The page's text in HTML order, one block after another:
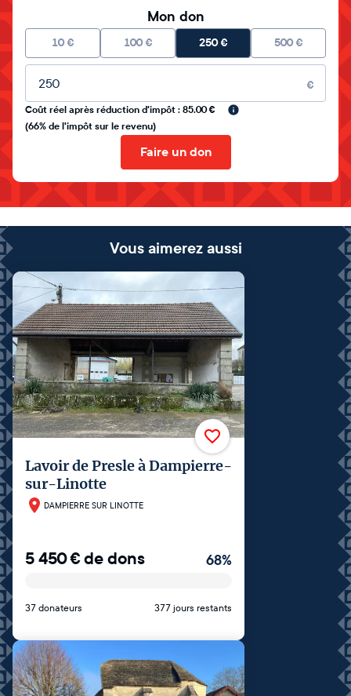
Mon don
10 € 100 € 250€ 500 €
Montant libre
€
Coût réel après réduction d'impôt : 85.00 €
(66% de l'impôt sur le revenu)
Faire un don
Vous aimerez aussi
Lavoir de Presle à Dampierre-
sur-Linotte
DAMPIERRE SUR LINOTTE
5 450€de dons 68%
37 donateurs 377 jours restants